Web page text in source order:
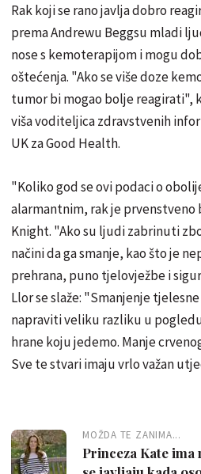
Rak koji se rano javlja dobro
prema Andrewu Beggsu mladi
nose s kemoterapijom i mogu
oštećenja. "Ako se više doze
tumor bi mogao bolje reagirati",
viša voditeljica zdravstvenih
UK za Good Health.
"Koliko god se ovi podaci o
alarmantnim, rak je
Knight. "Ako su ljudi zabrinuti
načini da ga smanje, kao što je
prehrana, puno tjelovježbe i
Llor se slaže: "Smanjenje
napraviti veliku razliku u
hrane koju jedemo. Manje
Sve te stvari imaju vrlo važan
MOŽDA TE ZANIMA...
Princeza Kate